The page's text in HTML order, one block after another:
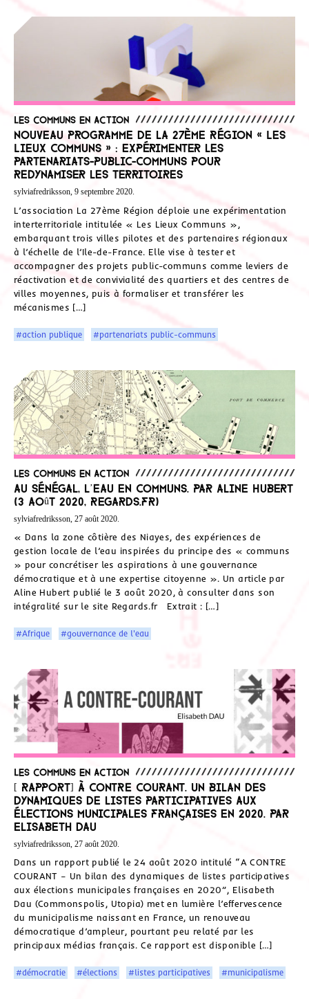
Les communs en action
Nouveau programme de la 27ème Région « Les
Lieux Communs » : expérimenter les
partenariats-public-communs pour
redynamiser les territoires
sylviafredriksson, 9 septembre 2020.
L’association La 27ème Région déploie une expérimentation
interterritoriale intitulée « Les Lieux Communs »,
embarquant trois villes pilotes et des partenaires régionaux
à l’échelle de l’Ile-de-France. Elle vise à tester et
accompagner des projets public-communs comme leviers de
réactivation et de convivialité des quartiers et des centres de
villes moyennes, puis à formaliser et transférer les
mécanismes […]
#action publique #partenariats public-communs
Les communs en action
Au Sénégal, l’eau en communs. Par Aline Hubert
(3 août 2020, Regards.fr)
sylviafredriksson, 27 août 2020.
« Dans la zone côtière des Niayes, des expériences de
gestion locale de l’eau inspirées du principe des « communs
» pour concrétiser les aspirations à une gouvernance
démocratique et à une expertise citoyenne ». Un article par
Aline Hubert publié le 3 août 2020, à consulter dans son
intégralité sur le site Regards.fr Extrait : […]
#Afrique #gouvernance de l'eau
Les communs en action
[ Rapport] À CONTRE COURANT. Un bilan des
dynamiques de listes participatives aux
élections municipales françaises en 2020. Par
Elisabeth Dau
sylviafredriksson, 27 août 2020.
Dans un rapport publié le 24 août 2020 intitulé “A CONTRE
COURANT – Un bilan des dynamiques de listes participatives
aux élections municipales françaises en 2020”, Elisabeth
Dau (Commonspolis, Utopia) met en lumière l’effervescence
du municipalisme naissant en France, un renouveau
démocratique d’ampleur, pourtant peu relaté par les
principaux médias français. Ce rapport est disponible […]
#démocratie #élections #listes participatives #municipalisme